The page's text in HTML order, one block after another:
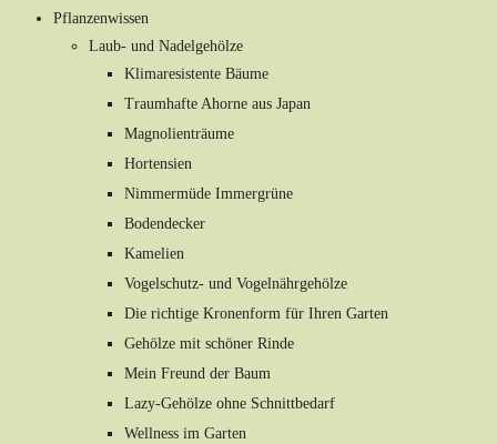
Pflanzenwissen
Laub- und Nadelgehölze
Klimaresistente Bäume
Traumhafte Ahorne aus Japan
Magnolienträume
Hortensien
Nimmermüde Immergrüne
Bodendecker
Kamelien
Vogelschutz- und Vogelnährgehölze
Die richtige Kronenform für Ihren Garten
Gehölze mit schöner Rinde
Mein Freund der Baum
Lazy-Gehölze ohne Schnittbedarf
Wellness im Garten